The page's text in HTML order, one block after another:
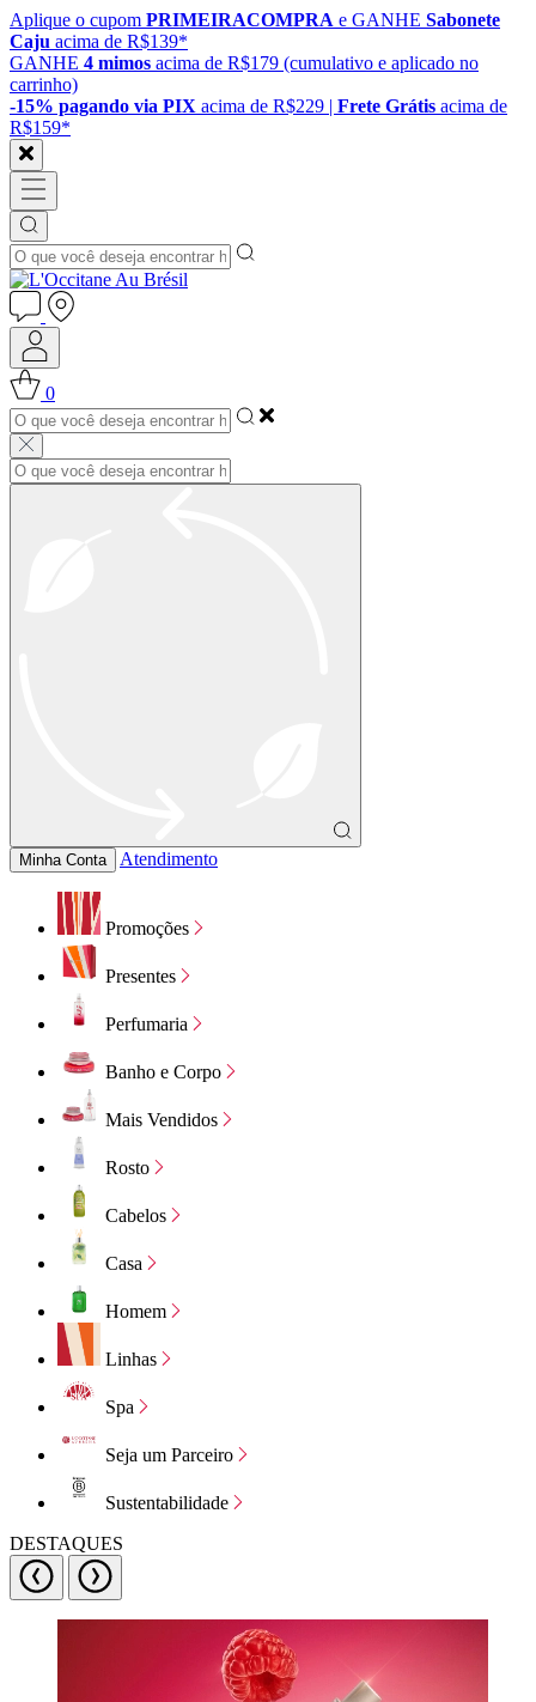
Aplique o cupom PRIMEIRACOMPRA e GANHE Sabonete
Caju acima de R$139*
GANHE 4 mimos acima de R$179 (cumulativo e aplicado no
carrinho)
-15% pagando via PIX acima de R$229 | Frete Grátis acima de
R$159*
0
Minha Conta Atendimento
Promoções
Presentes
Perfumaria
Banho e Corpo
Mais Vendidos
Rosto
Cabelos
Casa
Homem
Linhas
Spa
Seja um Parceiro
Sustentabilidade
DESTAQUES